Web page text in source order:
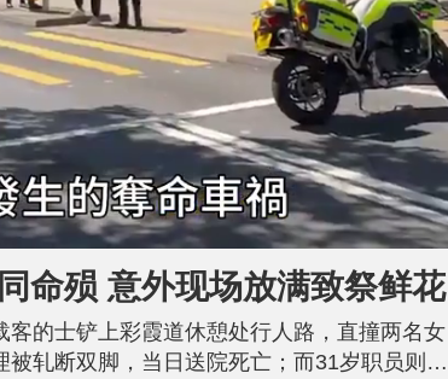
命殒 意外现场放满致祭鲜花
的士铲上彩霞道休憩处行人路，直撞两名女
轧断双脚，当日送院死亡；而31岁职员则右